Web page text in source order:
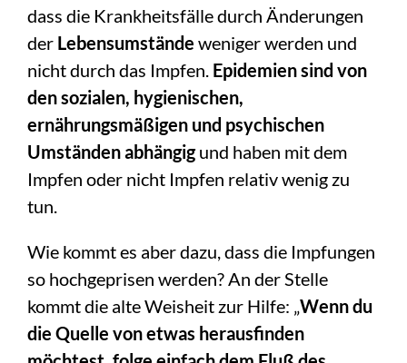
dass die Krankheitsfälle durch Änderungen
der Lebensumstände weniger werden und
nicht durch das Impfen. Epidemien sind von
den sozialen, hygienischen,
ernährungsmäßigen und psychischen
Umständen abhängigund haben mit dem
Impfen oder nicht Impfen relativ wenig zu
tun.
Wie kommt es aber dazu, dass die Impfungen
so hochgeprisen werden? An der Stelle
kommt die alte Weisheit zur Hilfe: „Wenn du
die Quelle von etwas herausfinden